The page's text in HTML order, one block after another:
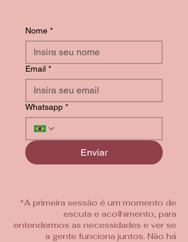
Nome *
Email *
Whatsapp *
Enviar
*A primeira sessão é um momento de
escuta e acolhimento, para
entendermos as necessidades e ver se
a gente funciona juntos. Não há